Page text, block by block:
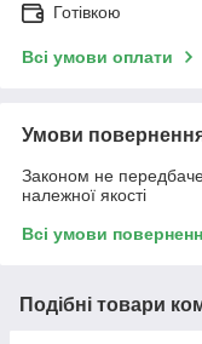
Готівкою
Всі умови оплати
Умови
Законом не
належної якості
Всі умови
Подібні товари